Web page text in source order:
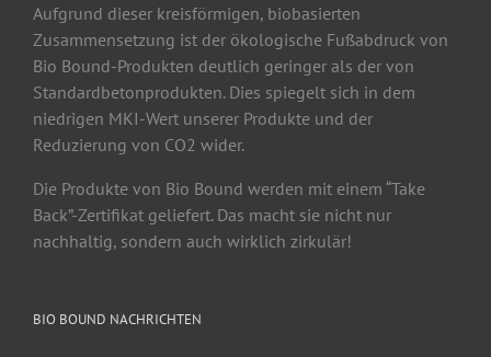
Aufgrund dieser kreisförmigen, biobasierten
Zusammensetzung ist der ökologische Fußabdruck von
Bio Bound-Produkten deutlich geringer als der von
Standardbetonprodukten. Dies spiegelt sich in dem
niedrigen MKI-Wert unserer Produkte und der
Reduzierung von CO2 wider.
Die Produkte von Bio Bound werden mit einem “Take
Back”-Zertifikat geliefert. Das macht sie nicht nur
nachhaltig, sondern auch wirklich zirkulär!
BIO BOUND NACHRICHTEN